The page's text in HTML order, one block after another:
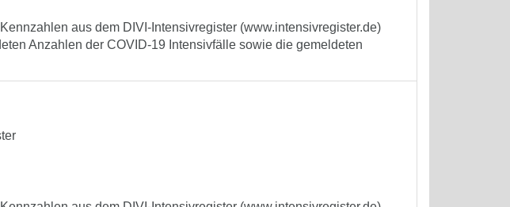
aus dem DIVI-Intensivregister (www.intensivregister.de)
Anzahlen der COVID-19 Intensivfälle sowie die gemeldeten